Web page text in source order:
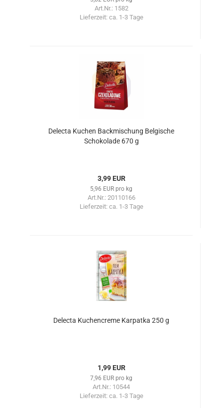
Art.Nr.: 1582
Lieferzeit: ca. 1-3 Tage
Delecta Kuchen Backmischung Belgische
Schokolade 670 g
3,99 EUR
5,96 EUR pro kg
Art.Nr.: 20110166
Lieferzeit: ca. 1-3 Tage
Delecta Kuchencreme Karpatka 250 g
1,99 EUR
7,96 EUR pro kg
Art.Nr.: 10544
Lieferzeit: ca. 1-3 Tage